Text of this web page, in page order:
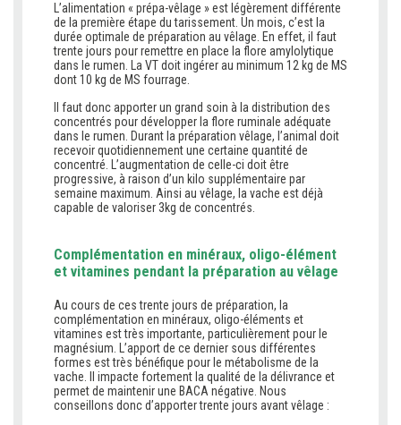
L’alimentation « prépa-vêlage » est légèrement différente
de la première étape du tarissement. Un mois, c’est la
durée optimale de préparation au vêlage. En effet, il faut
trente jours pour remettre en place la flore amylolytique
dans le rumen. La VT doit ingérer au minimum 12 kg de MS
dont 10 kg de MS fourrage.
Il faut donc apporter un grand soin à la distribution des
concentrés pour développer la flore ruminale adéquate
dans le rumen. Durant la préparation vêlage, l’animal doit
recevoir quotidiennement une certaine quantité de
concentré. L’augmentation de celle-ci doit être
progressive, à raison d’un kilo supplémentaire par
semaine maximum. Ainsi au vêlage, la vache est déjà
capable de valoriser 3kg de concentrés.
Complémentation en minéraux, oligo-élément
et vitamines pendant la préparation au vêlage
Au cours de ces trente jours de préparation, la
complémentation en minéraux, oligo-éléments et
vitamines est très importante, particulièrement pour le
magnésium. L’apport de ce dernier sous différentes
formes est très bénéfique pour le métabolisme de la
vache. Il impacte fortement la qualité de la délivrance et
permet de maintenir une BACA négative. Nous
conseillons donc d’apporter trente jours avant vêlage :